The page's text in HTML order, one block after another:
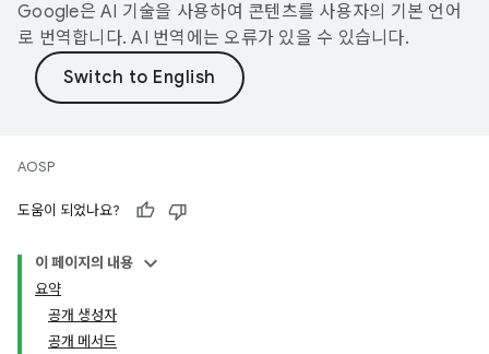
Google은 AI 기술을 사용하여 콘텐츠를 사용자의 기본 언어
로 번역합니다. AI 번역에는 오류가 있을 수 있습니다.
AOSP
도움이 되었나요?
이 페이지의 내용
요약
공개 생성자
공개 메서드